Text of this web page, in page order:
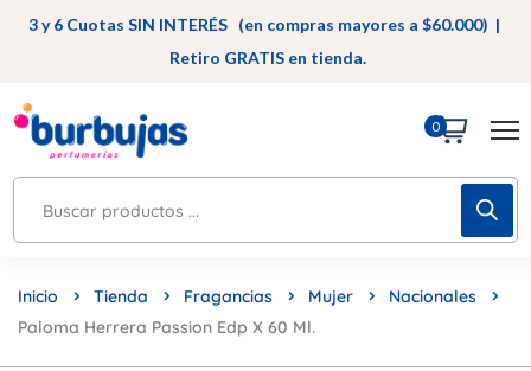
3 y 6 Cuotas SIN INTERÉS (en compras mayores a $60.000) |
Retiro GRATIS en tienda.
0
Inicio Tienda Fragancias Mujer
Nacionales
Paloma Herrera Passion Edp X 60 Ml.